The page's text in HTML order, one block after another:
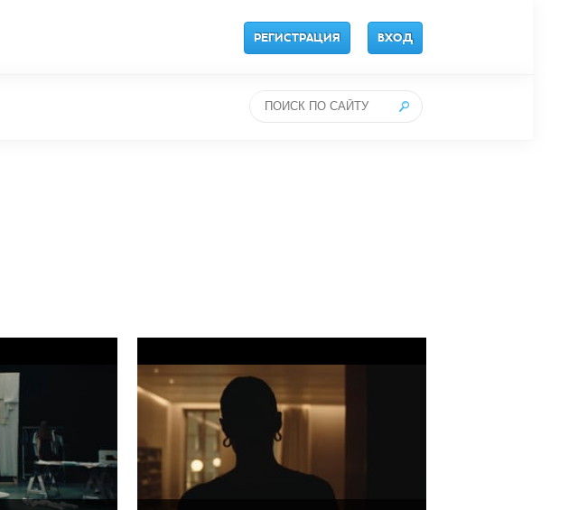
РЕГИСТРАЦИЯ ВХОД